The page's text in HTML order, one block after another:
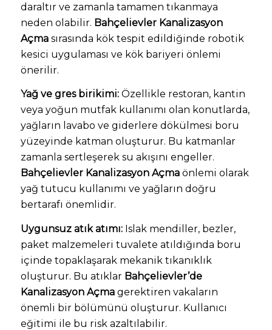
daraltır ve zamanla tamamen tıkanmaya
neden olabilir. Bahçelievler Kanalizasyon
Açmasırasında kök tespit edildiğinde robotik
kesici uygulaması ve kök bariyeri önlemi
önerilir.
Yağ ve gres birikimi:Özellikle restoran, kantin
veya yoğun mutfak kullanımı olan konutlarda,
yağların lavabo ve giderlere dökülmesi boru
yüzeyinde katman oluşturur. Bu katmanlar
zamanla sertleşerek su akışını engeller.
Bahçelievler Kanalizasyon Açmaönlemi olarak
yağ tutucu kullanımı ve yağların doğru
bertarafı önemlidir.
Uygunsuz atık atımı:Islak mendiller, bezler,
paket malzemeleri tuvalete atıldığında boru
içinde topaklaşarak mekanik tıkanıklık
oluşturur. Bu atıklar Bahçelievler’de
Kanalizasyon Açmagerektiren vakaların
önemli bir bölümünü oluşturur. Kullanıcı
eğitimi ile bu risk azaltılabilir.